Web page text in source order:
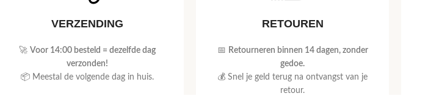
VERZENDING
🚀 Voor 14:00 besteld = dezelfde dag
verzonden!
📦 Meestal de volgende dag in huis.
RETOUREN
📅
Retourneren binnen 14 dagen, zonder
gedoe.
💰 Snel je geld terug na ontvangst van je
retour.